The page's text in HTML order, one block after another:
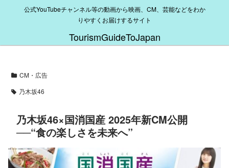
公式YouTubeチャンネル等の動画から映画、CM、芸能などをわか
りやすくお届けするサイト
TourismGuideToJapan
CM・広告
乃木坂46
乃木坂46×国消国産 2025年新CM公開
──“食の楽しさを未来へ”